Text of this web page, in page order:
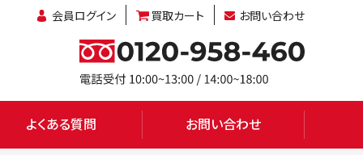
会員ログイン 買取カート お問い合わせ
よくある質問 お問い合わせ